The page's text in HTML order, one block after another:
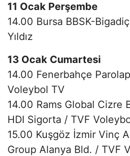
11 Ocak Perşembe
14.00 Bursa BBSK-
Yıldız
13 Ocak Cumartesi
14.00 Fenerbahçe
Voleybol TV
14.00 Rams Global Cizre
HDI Sigorta / TVF
15.00 Kuşgöz İzmir Vinç
Group Alanya Bld. / TVF